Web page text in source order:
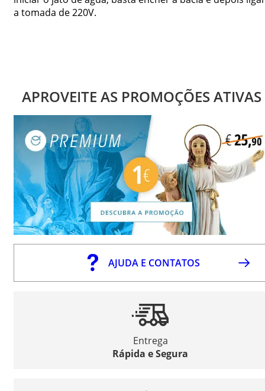
a tomada de 220V.
APROVEITE AS PROMOÇÕES ATIVAS
AJUDA E CONTATOS
Entrega
Rápida e Segura